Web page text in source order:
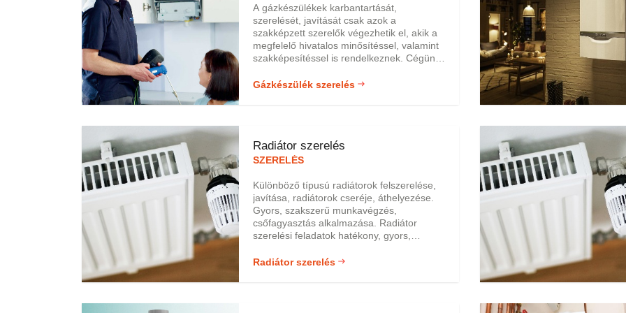
A gázkészülékek karbantartását,
szerelését, javítását csak azok a
szakképzett szerelők végezhetik el, akik a
megfelelő hivatalos minősítéssel, valamint
szakképesítéssel is rendelkeznek. Cégünk
nagy szakmai tapasztalattal rendelkeznek,
munkáit kedvező áron és garanciális
feltételek mellett vállaljuk.
Gázkészülék szerelés
Radiátor szerelés
SZERELÉS
Különböző típusú radiátorok felszerelése,
javítása, radiátorok cseréje, áthelyezése.
Gyors, szakszerű munkavégzés,
csőfagyasztás alkalmazása. Radiátor
szerelési feladatok hatékony, gyors,
radiátorok, rézradiátorok, lapradiátorok,
Radiátor szerelés